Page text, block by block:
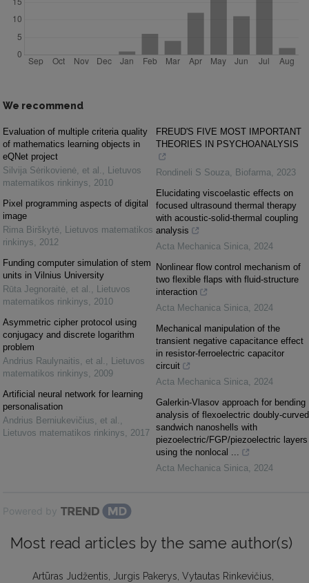
We recommend
Evaluation of multiple criteria quality
of mathematics learning objects in
eQNet project
Silvija Sėrikovienė, et al. , Lietuvos
matematikos rinkinys, 2010
Pixel programming aspects of digital
image
Rima Birškytė, Lietuvos matematikos
rinkinys, 2012
Funding computer simulation of stem
units in Vilnius University
Rūta Jegnoraitė, et al. , Lietuvos
matematikos rinkinys, 2010
Asymmetric cipher protocol using
conjugacy and discrete logarithm
problem
Andrius Raulynaitis, et al. , Lietuvos
matematikos rinkinys, 2009
Artificial neural network for learning
personalisation
Andrius Berniukevičius, et al. ,
Lietuvos matematikos rinkinys, 2017
FREUD'S FIVE MOST IMPORTANT
THEORIES IN PSYCHOANALYSIS
Rondineli S Souza, Biofarma, 2023
Elucidating viscoelastic effects on
focused ultrasound thermal therapy
with acoustic-solid-thermal coupling
analysis
Acta Mechanica Sinica, 2024
Nonlinear flow control mechanism of
two flexible flaps with fluid-structure
interaction
Acta Mechanica Sinica, 2024
Mechanical manipulation of the
transient negative capacitance effect
in resistor-ferroelectric capacitor
circuit
Acta Mechanica Sinica, 2024
Galerkin-Vlasov approach for bending
analysis of flexoelectric doubly-curved
sandwich nanoshells with
piezoelectric/FGP/piezoelectric layers
using the nonlocal ...
Acta Mechanica Sinica, 2024
Powered by
Most read articles by the same author(s)
Artūras Judžentis, Jurgis Pakerys, Vytautas Rinkevičius,